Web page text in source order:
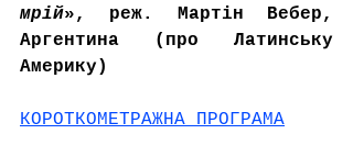
мрій», реж. Мартін Вебер,
Аргентина (про Латинську
Америку)
КОРОТКОМЕТРАЖНА ПРОГРАМА